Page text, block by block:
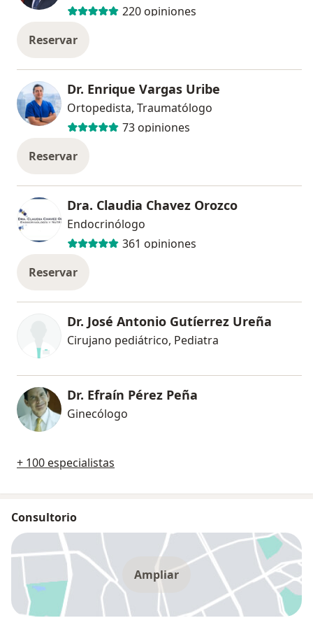
220 opiniones
Reservar
Dr. Enrique Vargas Uribe
Ortopedista, Traumatólogo
73 opiniones
Reservar
Dra. Claudia Chavez Orozco
Endocrinólogo
361 opiniones
Reservar
Dr. José Antonio Gutíerrez Ureña
Cirujano pediátrico, Pediatra
Dr. Efraín Pérez Peña
Ginecólogo
+ 100 especialistas
Consultorio
Ampliar